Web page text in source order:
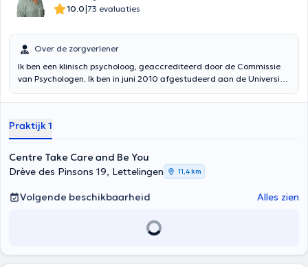
10.0|73 evaluaties
Over de zorgverlener
Ik ben een klinisch psycholoog, geaccrediteerd door de Commissie
van Psychologen. Ik ben in juni 2010 afgestudeerd aan de Université
ondersteuning en opvoedingsondersteuning. Ik begeleid ook
doormaakt (verlies van verlies, scheiding, burn-out, depressie, verlies
van werk, ziekte, relatieproblemen, enz.) Sinds meer dan tien jaar
werk ik in de begeleiding van kinderen en ouders in verschillende
crèches, scholen en kinderdagverblijven verbonden aan de Europese
instellingen in Brussel. Deze structuren waarin ik mij heb kunnen
ouders ontvangen, waardoor ik mijn ervaring op dit gebied heb
hun relaties geweest. Ik communiceer gemakkelijk en ik vind het leuk
om voor de mensen om me heen te zorgen. Ik heb ervoor gekozen om
levenskwaliteit van mensen die dat nodig hebben.
Praktijk 1
Centre Take Care and Be You
Drève des Pinsons 19, Lettelingen
11,4 km
Volgende beschikbaarheid Alles zien